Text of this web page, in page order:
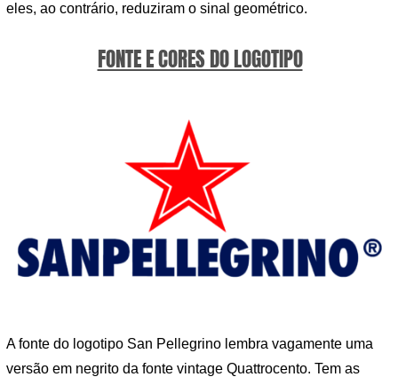
eles, ao contrário, reduziram o sinal geométrico.
FONTE E CORES DO LOGOTIPO
A fonte do logotipo San Pellegrino lembra vagamente uma
versão em negrito da fonte vintage Quattrocento. Tem as